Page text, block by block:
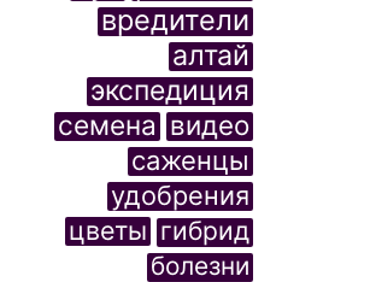
вредители
алтай
экспедиция
семена видео
саженцы
удобрения
цветы гибрид
болезни